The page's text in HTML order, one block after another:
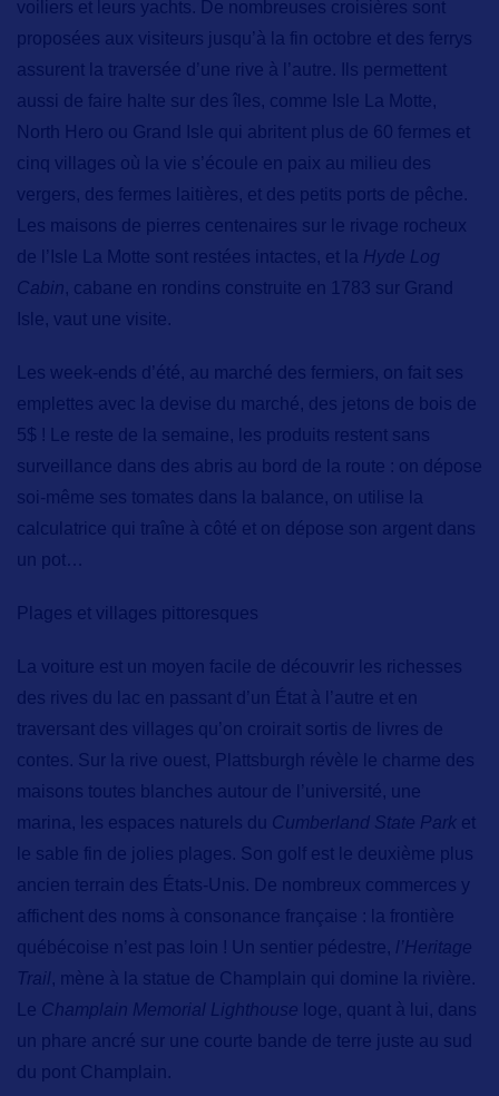
voiliers et leurs yachts. De nombreuses croisières sont
proposées aux visiteurs jusqu’à la fin octobre et des ferrys
assurent la traversée d’une rive à l’autre. Ils permettent
aussi de faire halte sur des îles, comme Isle La Motte,
North Hero ou Grand Isle qui abritent plus de 60 fermes et
cinq villages où la vie s’écoule en paix au milieu des
vergers, des fermes laitières, et des petits ports de pêche.
Les maisons de pierres centenaires sur le rivage rocheux
de l’Isle La Motte sont restées intactes, et la Hyde Log
Cabin, cabane en rondins construite en 1783 sur Grand
Isle, vaut une visite.
Les week-ends d’été, au marché des fermiers, on fait ses
emplettes avec la devise du marché, des jetons de bois de
5$ ! Le reste de la semaine, les produits restent sans
surveillance dans des abris au bord de la route : on dépose
soi-même ses tomates dans la balance, on utilise la
calculatrice qui traîne à côté et on dépose son argent dans
un pot…
Plages et villages pittoresques
La voiture est un moyen facile de découvrir les richesses
des rives du lac en passant d’un État à l’autre et en
traversant des villages qu’on croirait sortis de livres de
contes. Sur la rive ouest, Plattsburgh révèle le charme des
maisons toutes blanches autour de l’université, une
marina, les espaces naturels du Cumberland State Park et
le sable fin de jolies plages. Son golf est le deuxième plus
ancien terrain des États-Unis. De nombreux commerces y
affichent des noms à consonance française : la frontière
québécoise n’est pas loin ! Un sentier pédestre, l’Heritage
Trail, mène à la statue de Champlain qui domine la rivière.
Le Champlain Memorial Lighthouse loge, quant à lui, dans
un phare ancré sur une courte bande de terre juste au sud
du pont Champlain.